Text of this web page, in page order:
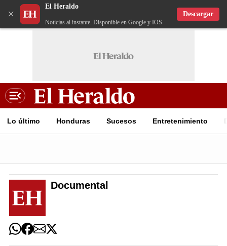
×
El Heraldo
Noticias al instante. Disponible en Google y IOS
Descargar
Lo último Honduras Sucesos Entretenimiento
Documental